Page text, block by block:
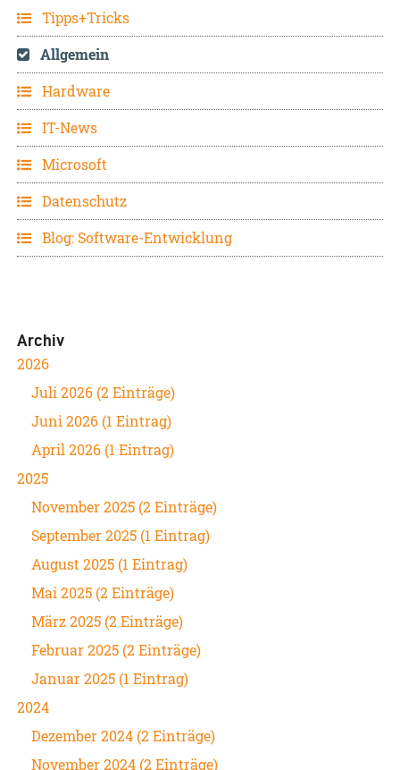
Tipps+Tricks
Allgemein
Hardware
IT-News
Microsoft
Datenschutz
Blog: Software-Entwicklung
Archiv
2026
Juli 2026 (2 Einträge)
Juni 2026 (1 Eintrag)
April 2026 (1 Eintrag)
2025
November 2025 (2 Einträge)
September 2025 (1 Eintrag)
August 2025 (1 Eintrag)
Mai 2025 (2 Einträge)
März 2025 (2 Einträge)
Februar 2025 (2 Einträge)
Januar 2025 (1 Eintrag)
2024
Dezember 2024 (2 Einträge)
November 2024 (2 Einträge)